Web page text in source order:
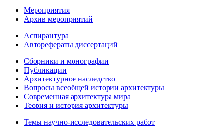
Мероприятия
Архив мероприятий
Аспирантура
Авторефераты диссертаций
Сборники и монографии
Публикации
Архитектурное наследство
Вопросы всеобщей истории архитектуры
Современная архитектура мира
Теория и история архитектуры
Темы научно-исследовательских работ